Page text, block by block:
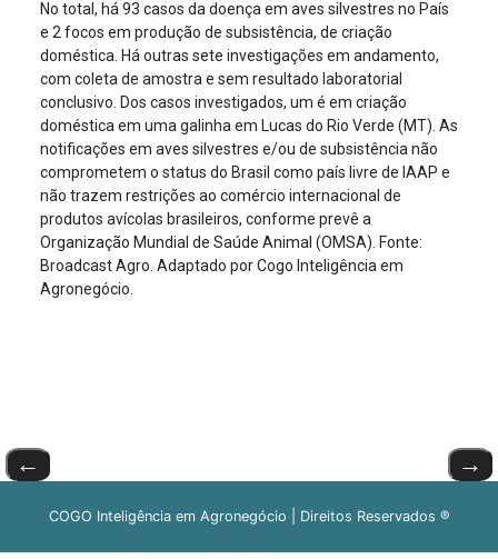
No total, há 93 casos da doença em aves silvestres no País
e 2 focos em produção de subsistência, de criação
doméstica. Há outras sete investigações em andamento,
com coleta de amostra e sem resultado laboratorial
conclusivo. Dos casos investigados, um é em criação
doméstica em uma galinha em Lucas do Rio Verde (MT). As
notificações em aves silvestres e/ou de subsistência não
comprometem o status do Brasil como país livre de IAAP e
não trazem restrições ao comércio internacional de
produtos avícolas brasileiros, conforme prevê a
Organização Mundial de Saúde Animal (OMSA). Fonte:
Broadcast Agro. Adaptado por Cogo Inteligência em
Agronegócio.
← →
COGO Inteligência em Agronegócio | Direitos Reservados ®